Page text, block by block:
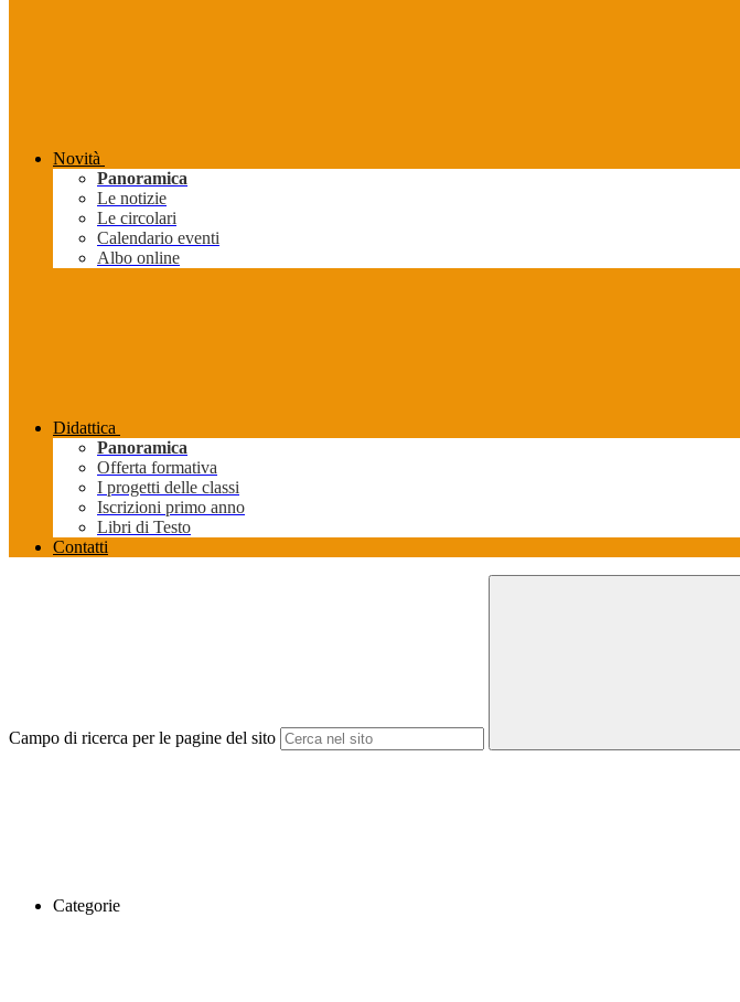
Novità
Panoramica
Le notizie
Le circolari
Calendario eventi
Albo online
Didattica
Panoramica
Offerta formativa
I progetti delle classi
Iscrizioni primo anno
Libri di Testo
Contatti
Campo di ricerca per le pagine del sito
Categorie